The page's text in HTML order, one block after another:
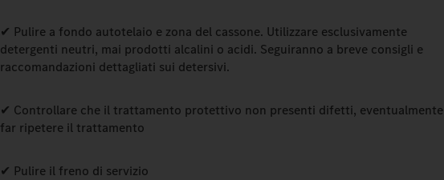
✔ Pulire a fondo autotelaio e zona del cassone. Utilizzare esclusivamente
detergenti neutri, mai prodotti alcalini o acidi. Seguiranno a breve consigli e
raccomandazioni dettagliati sui detersivi.
✔ Controllare che il trattamento protettivo non presenti difetti, eventualmente
far ripetere il trattamento
✔ Pulire il freno di servizio